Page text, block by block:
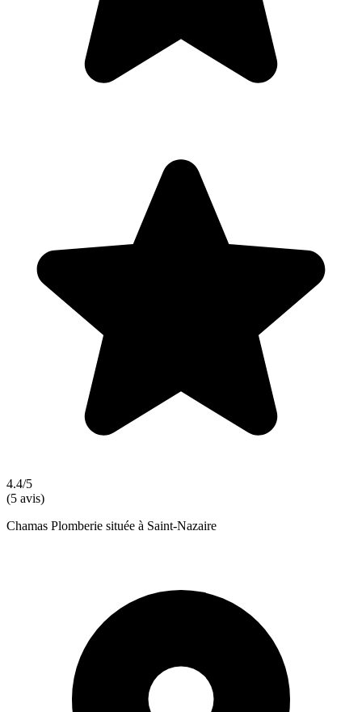
4.4/5
(5 avis)
Chamas Plomberie située à Saint-Nazaire